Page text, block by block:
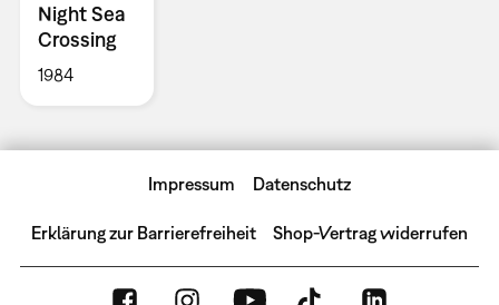
Night Sea
Crossing
1984
Impressum Datenschutz
Erklärung zur Barrierefreiheit Shop-Vertrag widerrufen